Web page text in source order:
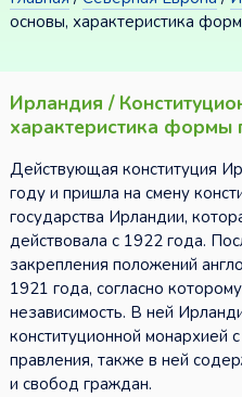
основы, характеристика
Ирландия /
характеристика формы
Действующая конституция
году и пришла на смену
государства Ирландии,
действовала с 1922 года.
закрепления положений
1921 года, согласно
независимость. В ней
конституционной монархией
правления, также в ней
и свобод граждан.